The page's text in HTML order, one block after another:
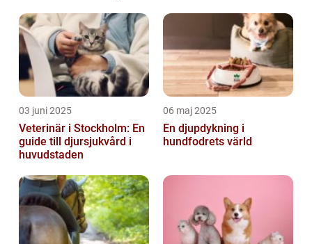
03 juni 2025
Veterinär i Stockholm: En
guide till djursjukvård i
huvudstaden
06 maj 2025
En djupdykning i
hundfodrets värld